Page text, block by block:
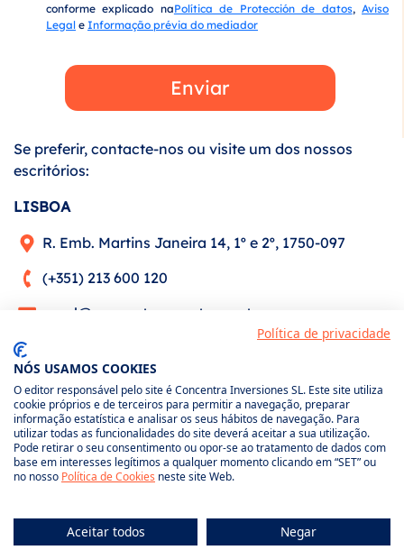
conforme explicado naPolítica de Protección de datos,Aviso
Legal e Informação prévia do mediador
Enviar
Se preferir, contacte-nos ou visite um dos nossos
escritórios:
LISBOA
R. Emb. Martins Janeira 14, 1º e 2º, 1750-097
(+351) 213 600 120
geral@concentracorretores.pt
PORTO
Rua Gonçalo Cristóvão, n.º 347, 3.º andar, sala 302
- 4000-270
(+351) 222 007 500
geral@concentracorretores.pt
Política de privacidade
NÓS USAMOS COOKIES
O editor responsável pelo site é Concentra Inversiones SL. Este site utiliza
cookie próprios e de terceiros para permitir a navegação, preparar
informação estatística e analisar os seus hábitos de navegação. Para
utilizar todas as funcionalidades do site deverá aceitar a sua utilização.
Pode retirar o seu consentimento ou opor-se ao tratamento de dados com
base em interesses legítimos a qualquer momento clicando em “SET” ou
no nosso Política de Cookies neste site Web.
Aceitar todos
Negar